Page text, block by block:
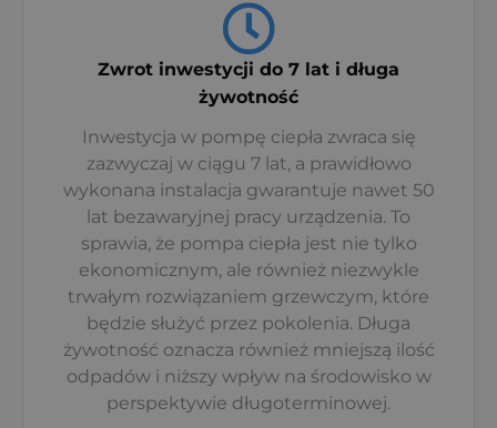
Zwrot inwestycji do 7 lat i długa
żywotność
Inwestycja w pompę ciepła zwraca się
zazwyczaj w ciągu 7 lat, a prawidłowo
wykonana instalacja gwarantuje nawet 50
lat bezawaryjnej pracy urządzenia. To
sprawia, że pompa ciepła jest nie tylko
ekonomicznym, ale również niezwykle
trwałym rozwiązaniem grzewczym, które
będzie służyć przez pokolenia. Długa
żywotność oznacza również mniejszą ilość
odpadów i niższy wpływ na środowisko w
perspektywie długoterminowej.